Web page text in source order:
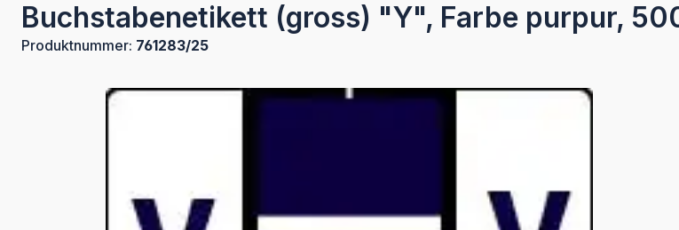
Buchstabenetikett (gross) "Y", Farbe purpur,
Produktnummer: 761283/25
Bildergalerie überspringen